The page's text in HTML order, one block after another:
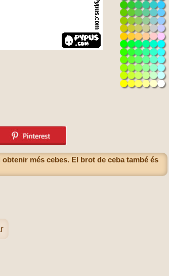
més cebes. El brot de ceba també és